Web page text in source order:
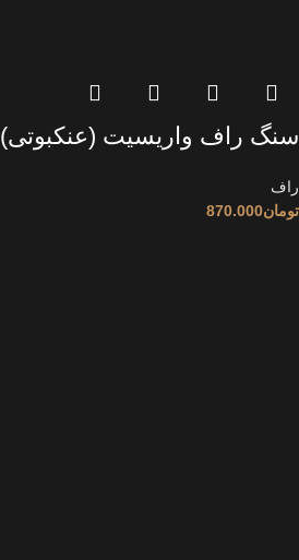
سنگ راف واریسیت (عنکبوتی)
راف
تومان870.000